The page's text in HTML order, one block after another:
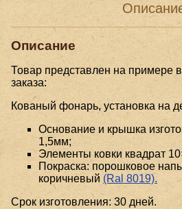
Описание
Товар представлен на примере
заказа:
Кованый фонарь, установка на
Основание и крышка
1,5мм;
Элементы ковки квадрат
Покраска: порошковое
коричневый (Ral 8019).
Срок изготовления: 30 дней.